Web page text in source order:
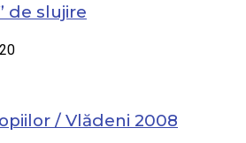
de slujire
/ Vlădeni 2008